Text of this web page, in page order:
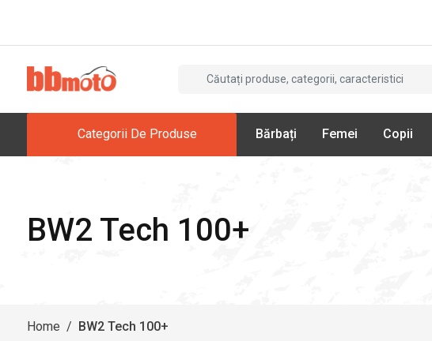
Categorii De Produse Bărbați Femei Copii
BW2 Tech 100+
Home / BW2 Tech 100+